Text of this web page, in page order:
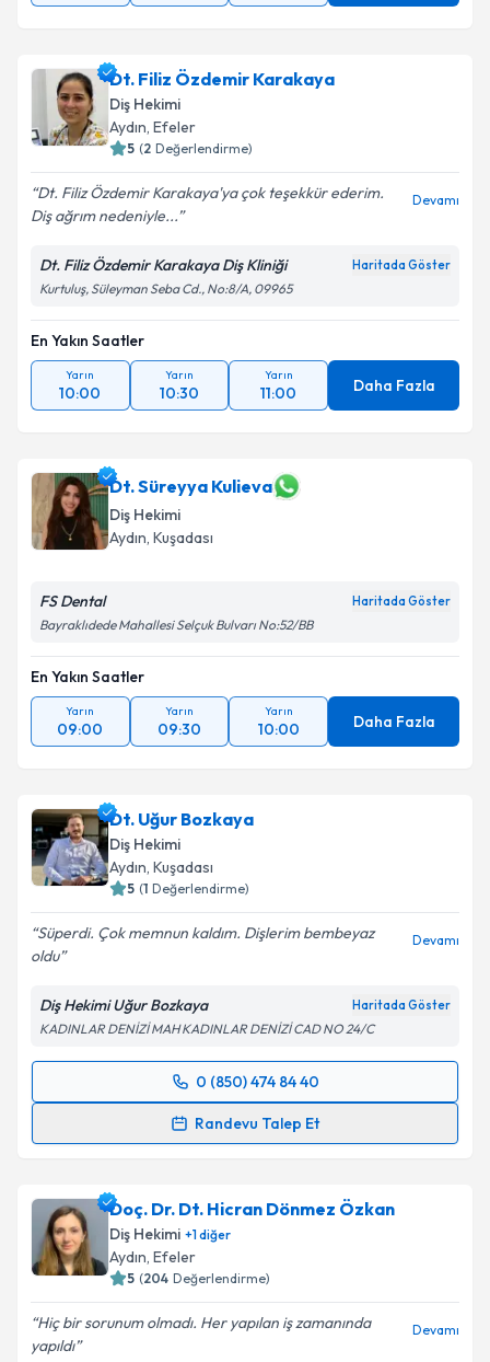
Dt. Filiz Özdemir Karakaya
Diş Hekimi
Aydın, Efeler
5 (2 Değerlendirme)
Dt. Filiz Özdemir Karakaya'ya çok teşekkür ederim.
Diş ağrım nedeniyle...
Devamı
Dt. Filiz Özdemir Karakaya Diş Kliniği Haritada Göster
Kurtuluş, Süleyman Seba Cd., No:8/A, 09965
En Yakın Saatler
Yarın
10:00
Yarın
10:30
Yarın
11:00 Daha Fazla
Dt. Süreyya Kulieva
Diş Hekimi
Aydın, Kuşadası
FS Dental Haritada Göster
Bayraklıdede Mahallesi Selçuk Bulvarı No:52/BB
En Yakın Saatler
Yarın
09:00
Yarın
09:30
Yarın
10:00 Daha Fazla
Dt. Uğur Bozkaya
Diş Hekimi
Aydın, Kuşadası
5 (1 Değerlendirme)
Süperdi. Çok memnun kaldım. Dişlerim bembeyaz
oldu
Devamı
Diş Hekimi Uğur Bozkaya Haritada Göster
KADINLAR DENİZİ MAH KADINLAR DENİZİ CAD NO 24/C
0 (850) 474 84 40
Randevu Talep Et
Randevu Takvimi Talebi
takvim hazırlandığında e-posta ile bilgilendireceğiz.
E-posta Adresiniz
Doç. Dr. Dt. Hicran Dönmez Özkan
Diş Hekimi +1diğer
Aydın, Efeler
5 (204 Değerlendirme)
Hiç bir sorunum olmadı. Her yapılan iş zamanında
yapıldı
Devamı